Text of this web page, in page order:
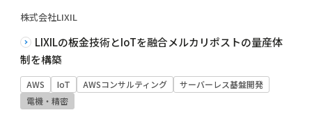
株式会社LIXIL
LIXILの板金技術とIoTを融合メルカリポストの量産体
制を構築
AWS IoT AWSコンサルティング
サーバーレス基盤開発
電機・精密